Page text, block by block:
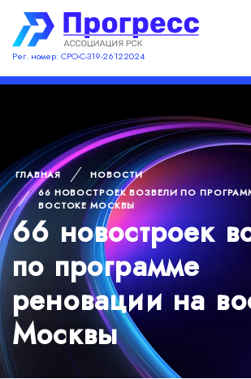
Рег. номер: СРО-С-319-26122024
ГЛАВНАЯ
НОВОСТИ
66 НОВОСТРОЕК ВОЗВЕЛИ ПО
ВОСТОКЕ МОСКВЫ
66 новостроек
по программе
реновации на
Москвы